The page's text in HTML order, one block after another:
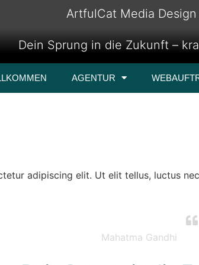
ArtfulCat Media
Dein Sprung in die Zukunft –
AGENTUR
adipiscing elit. Ut elit tellus, luctus
Mahatma Gandhi